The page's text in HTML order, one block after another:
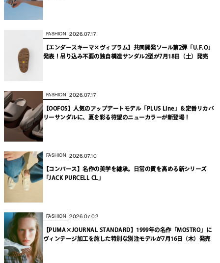
FASHION 2026.07.17
【エンダースキーマ×ヴィブラム】共同開発ソール第2弾「U.F.O」
発表！吊り込み不要の独自構造サンダル2型が7月18日（土）発売
FASHION 2026.07.17
【OOFOS】人気のアップデートモデル「PLUS Line」＆定番リカバ
リーサンダルに、夏を彩る待望のニューカラーが新登場！
FASHION 2026.07.10
【コンバース】名作の美学を継承。日常の質を高める新シリーズ
「JACK PURCELL CL」
FASHION 2026.07.02
【PUMA×JOURNAL STANDARD】1999年の名作「MOSTRO」に
ヴィンテージ加工を施した特別な別注モデルが7月16日（木）発売